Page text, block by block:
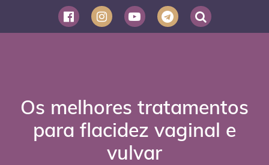
Os melhores tratamentos
para flacidez vaginal e
vulvar